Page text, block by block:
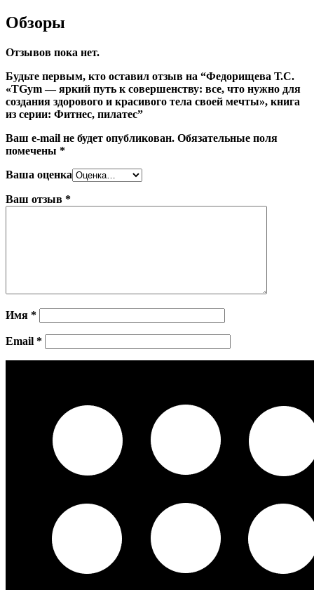
Обзоры
Отзывов пока нет.
Будьте первым, кто оставил отзыв на “Федорищева Т.С.
«TGym — яркий путь к совершенству: все, что нужно для
создания здорового и красивого тела своей мечты», книга
из серии: Фитнес, пилатес”
Ваш e-mail не будет опубликован. Обязательные поля
помечены *
Ваша оценка
Ваш отзыв *
Имя *
Email *